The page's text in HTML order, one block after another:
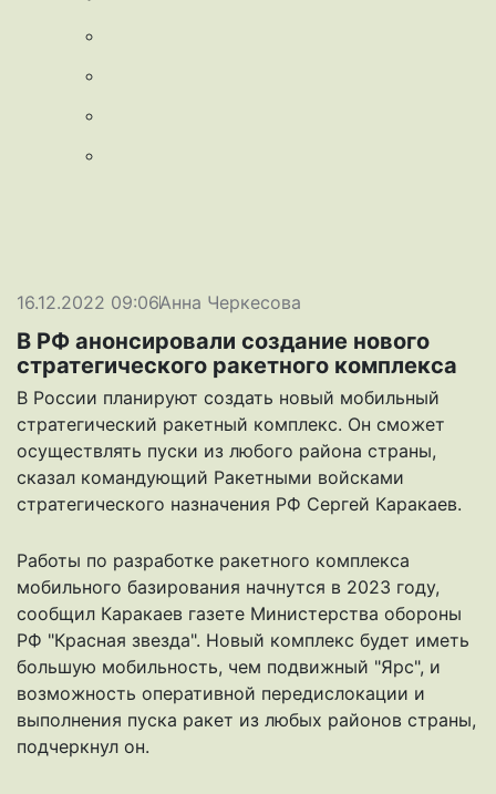
16.12.2022 09:06Анна Черкесова
В РФ анонсировали создание нового
стратегического ракетного комплекса
В России планируют создать новый мобильный
стратегический ракетный комплекс. Он сможет
осуществлять пуски из любого района страны,
сказал командующий Ракетными войсками
стратегического назначения РФ Сергей Каракаев.
Работы по разработке ракетного комплекса
мобильного базирования начнутся в 2023 году,
сообщил Каракаев газете Министерства обороны
РФ "Красная звезда". Новый комплекс будет иметь
большую мобильность, чем подвижный "Ярс", и
возможность оперативной передислокации и
выполнения пуска ракет из любых районов страны,
подчеркнул он.